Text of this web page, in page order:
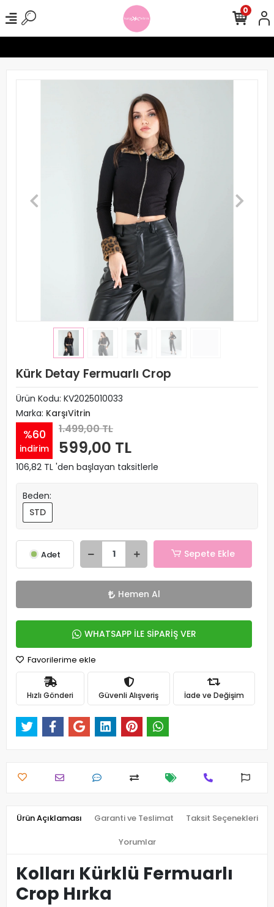
0
Kürk Detay Fermuarlı Crop
Ürün Kodu: KV2025010033
Marka: KarşıVitrin
%60
indirim
1.499,00 TL
599,00 TL
106,82 TL 'den başlayan taksitlerle
Beden:
STD
Adet Sepete Ekle
Hemen Al
WHATSAPP İLE SİPARİŞ VER
Favorilerime ekle
Hızlı Gönderi Güvenli Alışveriş İade ve Değişim
Ürün Açıklaması Garanti ve Teslimat Taksit Seçenekleri
Yorumlar
Kolları Kürklü Fermuarlı
Crop Hırka